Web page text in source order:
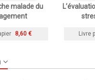
malade du
8,60 € Livre